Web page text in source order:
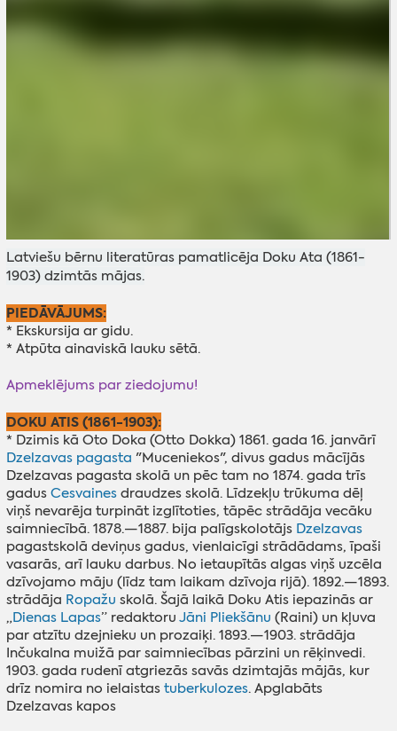
Latviešu bērnu literatūras pamatlicēja Doku Ata (1861-
1903) dzimtās mājas.
PIEDĀVĀJUMS:
* Ekskursija ar gidu.
* Atpūta ainaviskā lauku sētā.
Apmeklējums par ziedojumu!
DOKU ATIS (1861-1903):
* Dzimis kā Oto Doka (Otto Dokka) 1861. gada 16. janvārī
Dzelzavas pagasta "Muceniekos", divus gadus mācījās
Dzelzavas pagasta skolā un pēc tam no 1874. gada trīs
gadus Cesvainesdraudzes skolā. Līdzekļu trūkuma dēļ
viņš nevarēja turpināt izglītoties, tāpēc strādāja vecāku
saimniecībā. 1878.—1887. bija palīgskolotājs Dzelzavas
pagastskolā deviņus gadus, vienlaicīgi strādādams, īpaši
vasarās, arī lauku darbus. No ietaupītās algas viņš uzcēla
dzīvojamo māju (līdz tam laikam dzīvoja rijā). 1892.—1893.
strādāja Ropažu skolā. Šajā laikā Doku Atis iepazinās ar
„Dienas Lapas” redaktoru Jāni Pliekšānu (Raini) un kļuva
par atzītu dzejnieku un prozaiķi. 1893.—1903. strādāja
Inčukalna muižā par saimniecības pārzini un rēķinvedi.
1903. gada rudenī atgriezās savās dzimtajās mājās, kur
drīz nomira no ielaistas tuberkulozes. Apglabāts
Dzelzavas kapos